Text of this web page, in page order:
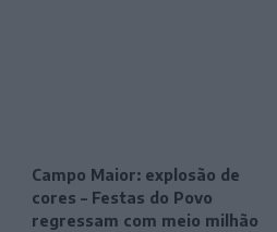
Campo Maior: explosão de
cores – Festas do Povo
regressam com meio milhão